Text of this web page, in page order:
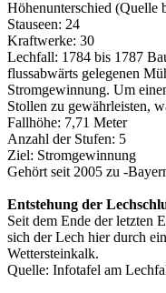
Höhenunterschied (Quelle
Stauseen: 24
Kraftwerke: 30
Lechfall: 1784 bis 1787
flussabwärts gelegenen
Stromgewinnung. Um
Stollen zu gewährleisten,
Fallhöhe: 7,71 Meter
Anzahl der Stufen: 5
Ziel: Stromgewinnung
Gehört seit 2005 zu -
Entstehung der
Seit dem Ende der letzten
sich der Lech hier durch
Wettersteinkalk.
Quelle: Infotafel am